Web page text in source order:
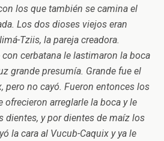
los que también se camina el
Los dos dioses viejos eran
Tziis, la pareja creadora.
cerbatana le lastimaron la boca
grande presumía. Grande fue el
pero no cayó. Fueron entonces los
ofrecieron arreglarle la boca y le
dientes, y por dientes de maíz los
la cara al Vucub-Caquix y ya le